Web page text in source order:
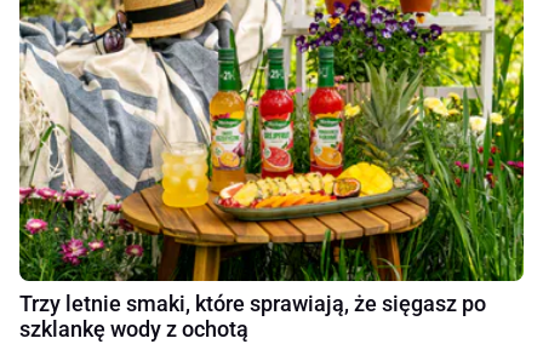
Trzy letnie smaki, które sprawiają, że sięgasz po
szklankę wody z ochotą